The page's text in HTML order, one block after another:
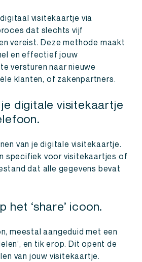
visitekaartje via
dat slechts vijf
vereist. Deze methode maakt
en effectief jouw
versturen naar nieuwe
klanten, of zakenpartners.
digitale visitekaartje
van je digitale visitekaartje.
specifiek voor visitekaartjes of
dat alle gegevens bevat
het ‘share’ icoon.
meestal aangeduid met een
en tik erop. Dit opent de
van jouw visitekaartje.